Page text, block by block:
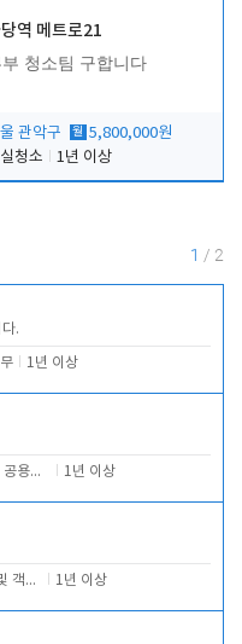
역 메트로21
부 청소팀 구합니다
관악구 월 5,800,000원
청소
1년 이상
1 / 2
.
1년 이상
호텔객실 및 공용시설 청소 관리 1년 이상
카운터 업무 및 객실관리(청소상태 확인, 객실판매) 1년 이상